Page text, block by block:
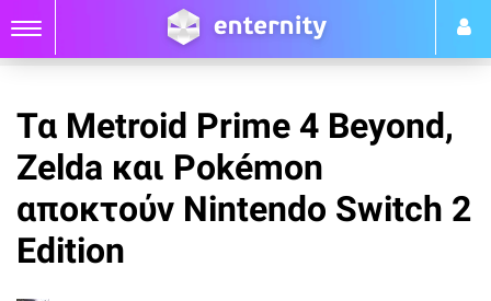
Τα Metroid Prime 4 Beyond,
Zelda και Pokémon
αποκτούν Nintendo Switch 2
Edition